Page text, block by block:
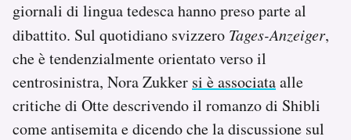
giornali di lingua tedesca hanno preso parte al
dibattito. Sul quotidiano svizzero Tages-Anzeiger,
che è tendenzialmente orientato verso il
centrosinistra, Nora Zukker si è associataalle
critiche di Otte descrivendo il romanzo di Shibli
come antisemita e dicendo che la discussione sul